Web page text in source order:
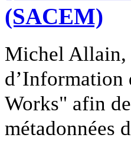
(SACEM)
Michel Allain,
d’Information
Works" afin
métadonnées